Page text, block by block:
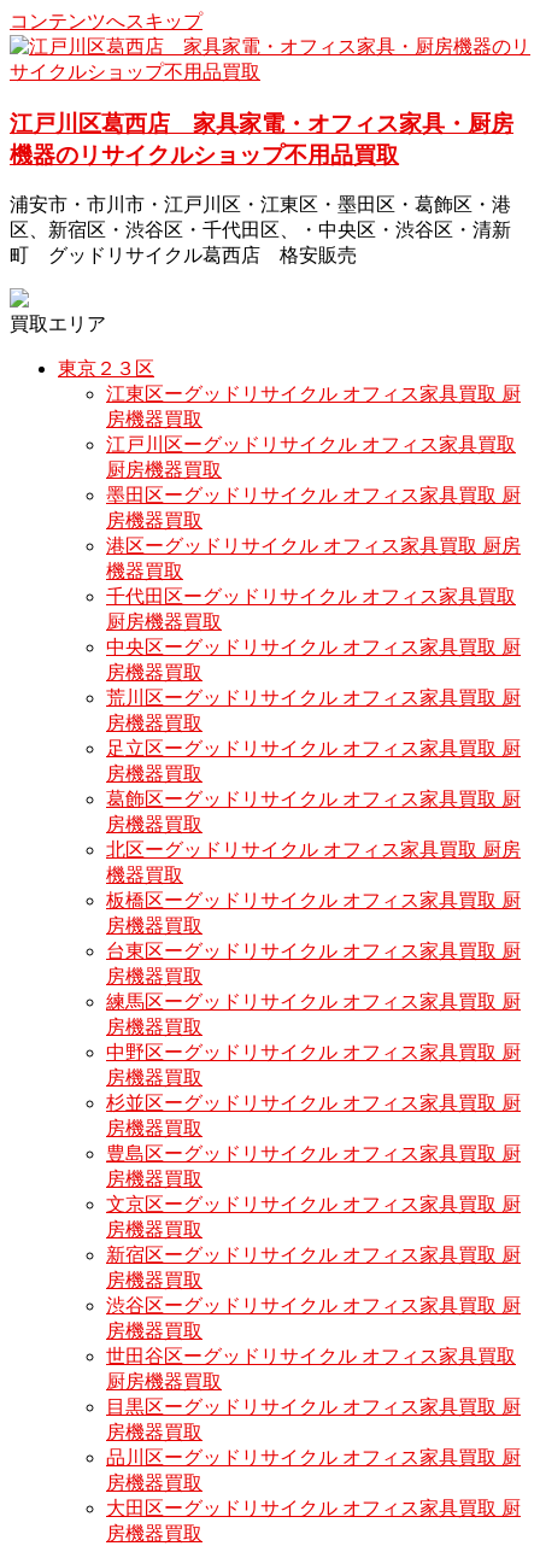
コンテンツへスキップ
江戸川区葛西店 家具家電・オフィス家具・厨房
機器のリサイクルショップ不用品買取
浦安市・市川市・江戸川区・江東区・墨田区・葛飾区・港
区、新宿区・渋谷区・千代田区、・中央区・渋谷区・清新
町 グッドリサイクル葛西店 格安販売
買取エリア
東京２３区
江東区ーグッドリサイクル オフィス家具買取 厨
房機器買取
江戸川区ーグッドリサイクル オフィス家具買取
厨房機器買取
墨田区ーグッドリサイクル オフィス家具買取 厨
房機器買取
港区ーグッドリサイクル オフィス家具買取 厨房
機器買取
千代田区ーグッドリサイクル オフィス家具買取
厨房機器買取
中央区ーグッドリサイクル オフィス家具買取 厨
房機器買取
荒川区ーグッドリサイクル オフィス家具買取 厨
房機器買取
足立区ーグッドリサイクル オフィス家具買取 厨
房機器買取
葛飾区ーグッドリサイクル オフィス家具買取 厨
房機器買取
北区ーグッドリサイクル オフィス家具買取 厨房
機器買取
板橋区ーグッドリサイクル オフィス家具買取 厨
房機器買取
台東区ーグッドリサイクル オフィス家具買取 厨
房機器買取
練馬区ーグッドリサイクル オフィス家具買取 厨
房機器買取
中野区ーグッドリサイクル オフィス家具買取 厨
房機器買取
杉並区ーグッドリサイクル オフィス家具買取 厨
房機器買取
豊島区ーグッドリサイクル オフィス家具買取 厨
房機器買取
文京区ーグッドリサイクル オフィス家具買取 厨
房機器買取
新宿区ーグッドリサイクル オフィス家具買取 厨
房機器買取
渋谷区ーグッドリサイクル オフィス家具買取 厨
房機器買取
世田谷区ーグッドリサイクル オフィス家具買取
厨房機器買取
目黒区ーグッドリサイクル オフィス家具買取 厨
房機器買取
品川区ーグッドリサイクル オフィス家具買取 厨
房機器買取
大田区ーグッドリサイクル オフィス家具買取 厨
房機器買取